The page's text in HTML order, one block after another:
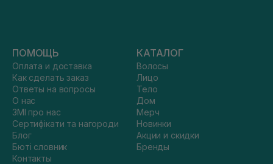
ПОМОЩЬ
Оплата и доставка
Как сделать заказ
Ответы на вопросы
О нас
ЗМІ про нас
Сертифікати та нагороди
Блог
Бюті словник
Контакты
КАТАЛОГ
Волосы
Лицо
Тело
Дом
Мерч
Новинки
Акции и скидки
Бренды